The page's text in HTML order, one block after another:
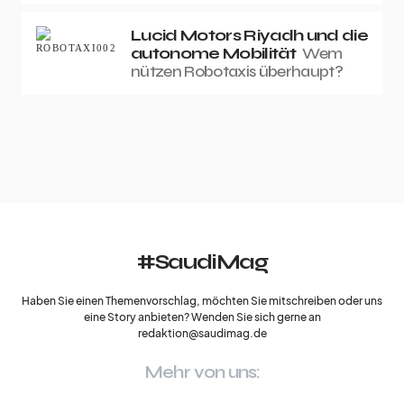
Lucid Motors Riyadh und die
autonome Mobilität Wem
nützen Robotaxis überhaupt?
#SaudiMag
Haben Sie einen Themenvorschlag, möchten Sie mitschreiben oder uns
eine Story anbieten? Wenden Sie sich gerne an
redaktion@saudimag.de
Mehr von uns: